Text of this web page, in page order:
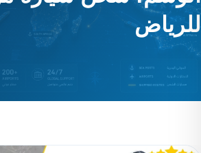
للرياض